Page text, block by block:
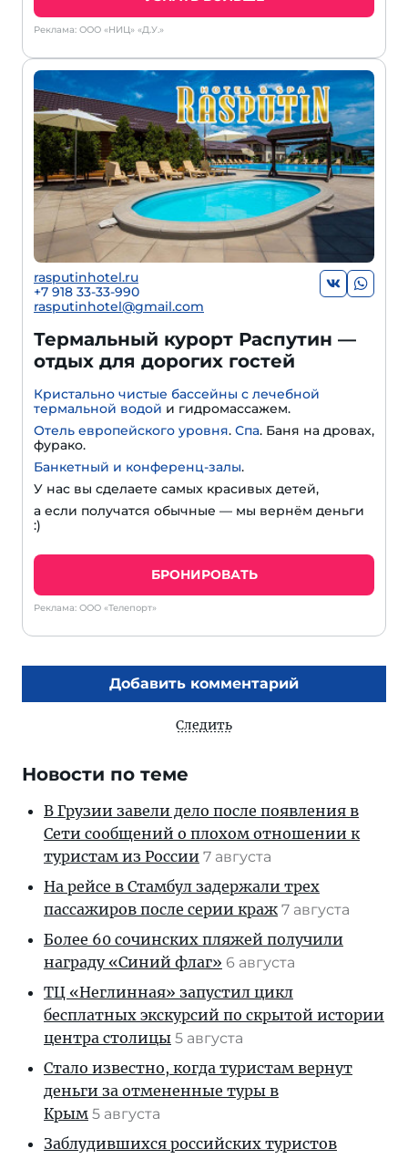
Реклама: ООО «НИЦ» «Д.У.»
rasputinhotel.ru
+7 918 33-33-990
rasputinhotel@gmail.com
Термальный курорт Распутин —
отдых для дорогих гостей
Кристально чистые бассейны с лечебной
термальной водой и гидромассажем.
Отель европейского уровня. Спа. Баня на дровах,
фурако.
Банкетный и конференц-залы.
У нас вы сделаете самых красивых детей,
а если получатся обычные — мы вернём деньги
:)
БРОНИРОВАТЬ
Реклама: ООО «Телепорт»
Добавить комментарий
Следить
Новости по теме
В Грузии завели дело после появления в
Сети сообщений о плохом отношении к
туристам из России 7 августа
На рейсе в Стамбул задержали трех
пассажиров после серии краж 7 августа
Более 60 сочинских пляжей получили
награду «Синий флаг» 6 августа
ТЦ «Неглинная» запустил цикл
бесплатных экскурсий по скрытой истории
центра столицы 5 августа
Стало известно, когда туристам вернут
деньги за отмененные туры в
Крым 5 августа
Заблудившихся российских туристов